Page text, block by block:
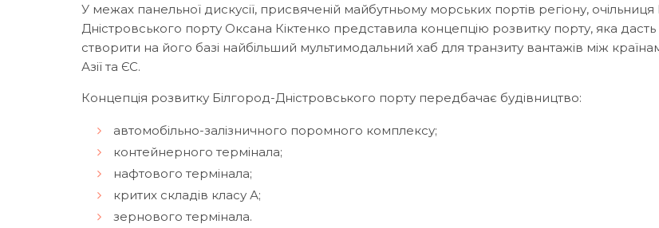
У межах панельної дискусії, присвяченій майбутньому морських портів регіону, очільниця
Дністровського порту Оксана Кіктенко представила концепцію розвитку порту, яка
створити на його базі найбільший мультимодальний хаб для транзиту вантажів між
Азії та ЄС.
Концепція розвитку Білгород-Дністровського порту передбачає будівництво:
автомобільно-залізничного поромного комплексу;
контейнерного термінала;
нафтового термінала;
критих складів класу А;
зернового термінала.